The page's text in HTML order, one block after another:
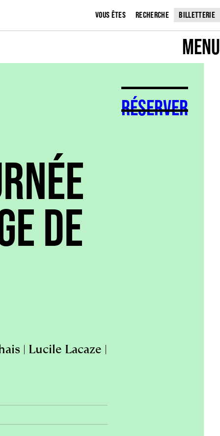
VOUS ÊTES RECHERCHE BILLETTERIE
MENU
RÉSERVER
DE
| Lucile Lacaze |